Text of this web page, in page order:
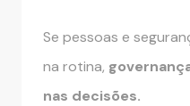
Se pessoas e
na rotina,
nas decisões.